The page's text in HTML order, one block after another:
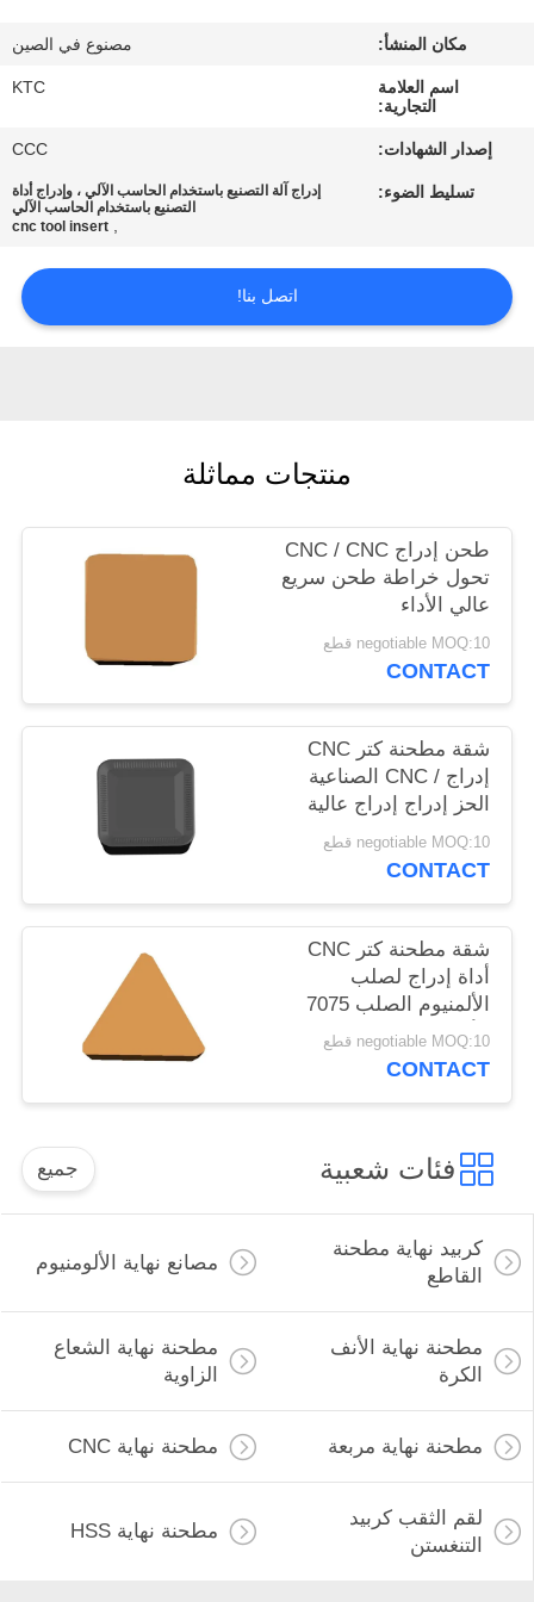
مراقبة
الجودة
اطلب
اقتباس
PRIVACY
POLICY
مكان المنشأ: مصنوع في الصين
اسم العلامة
التجارية:
KTC
إصدار الشهادات: CCC
تسليط الضوء:
إدراج آلة التصنيع باستخدام الحاسب الآلي ، وإدراج أداة
التصنيع باستخدام الحاسب الآلي
,
cnc tool insert
اتصل بنا!
منتجات مماثلة
طحن إدراج CNC / CNC
تحول خراطة طحن سريع
عالي الأداء
negotiable MOQ:10 قطع
CONTACT
شقة مطحنة كتر CNC
إدراج / CNC الصناعية
الحز إدراج إدراج عالية
الدقة
negotiable MOQ:10 قطع
CONTACT
شقة مطحنة كتر CNC
أداة إدراج لصلب
الألمنيوم الصلب 7075
الألومنيوم
negotiable MOQ:10 قطع
CONTACT
فئات شعبية جميع
كربيد نهاية مطحنة
القاطع
مصانع نهاية الألومنيوم
مطحنة نهاية الأنف
الكرة
مطحنة نهاية الشعاع
الزاوية
مطحنة نهاية مربعة مطحنة نهاية CNC
لقم الثقب كربيد
التنغستن
مطحنة نهاية HSS